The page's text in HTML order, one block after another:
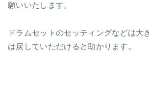
願いいたします。
ドラムセットのセッティングなどは大
は戻していただけると助かります。